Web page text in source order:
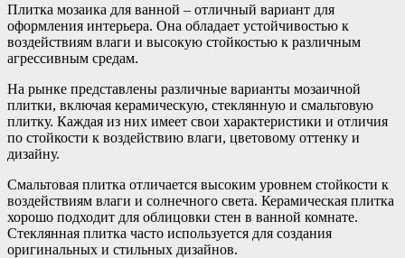
Плитка мозаика для ванной – отличный вариант для
оформления интерьера. Она обладает устойчивостью к
воздействиям влаги и высокую стойкостью к различным
агрессивным средам.
На рынке представлены различные варианты мозаичной
плитки, включая керамическую, стеклянную и смальтовую
плитку. Каждая из них имеет свои характеристики и отличия
по стойкости к воздействию влаги, цветовому оттенку и
дизайну.
Смальтовая плитка отличается высоким уровнем стойкости к
воздействиям влаги и солнечного света. Керамическая плитка
хорошо подходит для облицовки стен в ванной комнате.
Стеклянная плитка часто используется для создания
оригинальных и стильных дизайнов.